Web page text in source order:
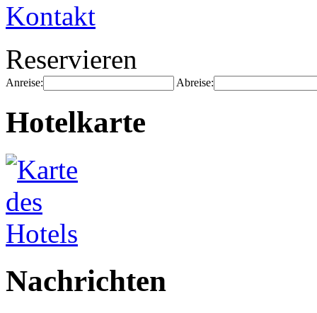
Kontakt
Reservieren
Anreise: Abreise:
Hotelkarte
Nachrichten